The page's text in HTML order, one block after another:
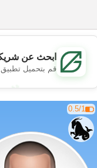
ابحث عن
قم بتحميل تطبيق
0.5/1